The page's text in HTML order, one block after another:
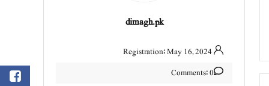
dimagh.pk
Comments: 0